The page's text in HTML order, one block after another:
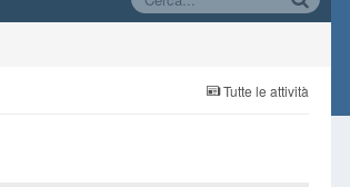
Tutte le attività